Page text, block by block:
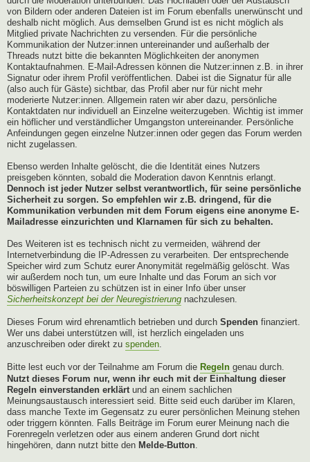
von Bildern oder anderen Dateien ist im Forum ebenfalls unerwünscht und
deshalb nicht möglich. Aus demselben Grund ist es nicht möglich als
Mitglied private Nachrichten zu versenden. Für die persönliche
Kommunikation der Nutzer:innen untereinander und außerhalb der
Threads nutzt bitte die bekannten Möglichkeiten der anonymen
Kontaktaufnahmen. E-Mail-Adressen können die Nutzer:innen z.B. in ihrer
Signatur oder ihrem Profil veröffentlichen. Dabei ist die Signatur für alle
(also auch für Gäste) sichtbar, das Profil aber nur für nicht mehr
moderierte Nutzer:innen. Allgemein raten wir aber dazu, persönliche
Kontaktdaten nur individuell an Einzelne weiterzugeben. Wichtig ist immer
ein höflicher und verständlicher Umgangston untereinander. Persönliche
Anfeindungen gegen einzelne Nutzer:innen oder gegen das Forum werden
nicht zugelassen.
Ebenso werden Inhalte gelöscht, die die Identität eines Nutzers
preisgeben könnten, sobald die Moderation davon Kenntnis erlangt.
Dennoch ist jeder Nutzer selbst verantwortlich, für seine persönliche
Sicherheit zu sorgen. So empfehlen wir z.B. dringend, für die
Kommunikation verbunden mit dem Forum eigens eine anonyme E-
Mailadresse einzurichten und Klarnamen für sich zu behalten.
Des Weiteren ist es technisch nicht zu vermeiden, während der
Internetverbindung die IP-Adressen zu verarbeiten. Der entsprechende
Speicher wird zum Schutz eurer Anonymität regelmäßig gelöscht. Was
wir außerdem noch tun, um eure Inhalte und das Forum an sich vor
böswilligen Parteien zu schützen ist in einer Info über unser
Sicherheitskonzept bei der Neuregistrierung nachzulesen.
Dieses Forum wird ehrenamtlich betrieben und durch Spenden finanziert.
Wer uns dabei unterstützen will, ist herzlich eingeladen uns
anzuschreiben oder direkt zu spenden.
Bitte lest euch vor der Teilnahme am Forum die Regeln genau durch.
Nutzt dieses Forum nur, wenn ihr euch mit der Einhaltung dieser
Regeln einverstanden erklärtund an einem sachlichen
Meinungsaustausch interessiert seid. Bitte seid euch darüber im Klaren,
dass manche Texte im Gegensatz zu eurer persönlichen Meinung stehen
oder triggern könnten. Falls Beiträge im Forum eurer Meinung nach die
Forenregeln verletzen oder aus einem anderen Grund dort nicht
hingehören, dann nutzt bitte den Melde-Button.